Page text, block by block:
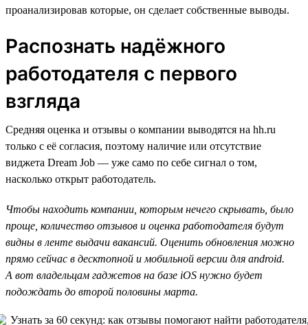
проанализировав которые, он сделает собственные выводы.
Распознать надёжного
работодателя с первого
взгляда
Средняя оценка и отзывы о компании выводятся на hh.ru
только с её согласия, поэтому наличие или отсутствие
виджета Dream Job — уже само по себе сигнал о том,
насколько открыт работодатель.
Чтобы находить компании, которым нечего скрывать, было
проще, количество отзывов и оценка работодателя будут
видны в ленте выдачи вакансий. Оценить обновления можно
прямо сейчас в десктопной и мобильной версии для android.
А вот владельцам гаджетов на базе iOS нужно будет
подождать до второй половины марта.